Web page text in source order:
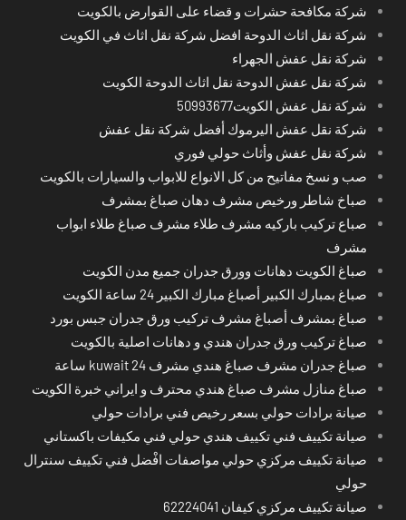
شركة مكافحة حشرات و قضاء على القوارض بالكويت
شركة نقل اثاث الدوحة افضل شركة نقل اثاث في الكويت
شركة نقل عفش الجهراء
شركة نقل عفش الدوحة نقل اثاث الدوحة الكويت
شركة نقل عفش الكويت50993677
شركة نقل عفش اليرموك أفضل شركة نقل عفش
شركة نقل عفش وأثاث حولي فوري
صب و نسخ مفاتيح من كل الانواع للابواب والسيارات بالكويت
صباخ شاطر ورخيص مشرف دهان صباغ بمشرف
صباع تركيب باركيه مشرف طلاء مشرف صباغ طلاء ابواب
مشرف
صباغ الكويت دهانات وورق جدران جميع مدن الكويت
صباغ بمبارك الكبير أصباغ مبارك الكبير 24 ساعة الكويت
صباغ بمشرف أصباغ مشرف تركيب ورق جدران جبس بورد
صباغ تركيب ورق جدران هندي و دهانات اصلية بالكويت
صباغ جدران مشرف صباغ هندي مشرف kuwait 24 ساعة
صباغ منازل مشرف صباغ هندي محترف و ايراني خبرة الكويت
صيانة برادات حولي بسعر رخيص فني برادات حولي
صيانة تكييف فني تكييف هندي حولي فني مكيفات باكستاني
صيانة تكييف مركزي حولي مواصفات افْضل فني تكييف سنترال
حولي
صيانة تكييف مركزي كيفان 62224041